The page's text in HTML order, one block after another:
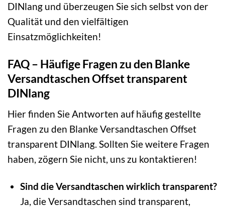
DINlang und überzeugen Sie sich selbst von der
Qualität und den vielfältigen
Einsatzmöglichkeiten!
FAQ – Häufige Fragen zu den Blanke
Versandtaschen Offset transparent
DINlang
Hier finden Sie Antworten auf häufig gestellte
Fragen zu den Blanke Versandtaschen Offset
transparent DINlang. Sollten Sie weitere Fragen
haben, zögern Sie nicht, uns zu kontaktieren!
Sind die Versandtaschen wirklich transparent?
Ja, die Versandtaschen sind transparent,